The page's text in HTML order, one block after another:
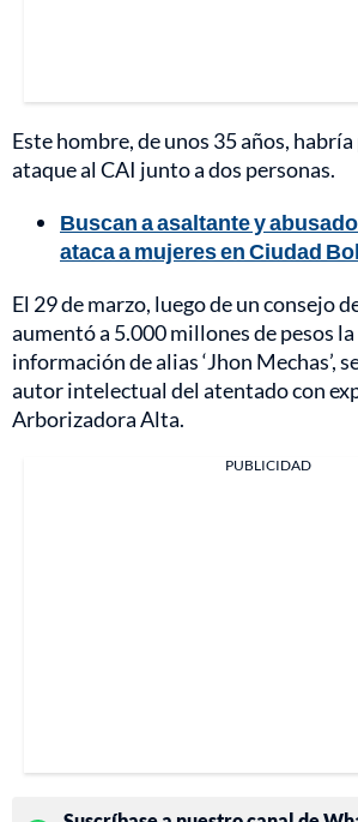
Este hombre, de unos 35 años,
ataque al CAI junto a dos personas.
Buscan a asaltante y
ataca a mujeres en Ciudad
El 29 de marzo, luego de un consejo
aumentó a 5.000 millones de pesos
información de alias ‘Jhon Mechas’,
autor intelectual del atentado con
Arborizadora Alta.
PUBLICIDAD